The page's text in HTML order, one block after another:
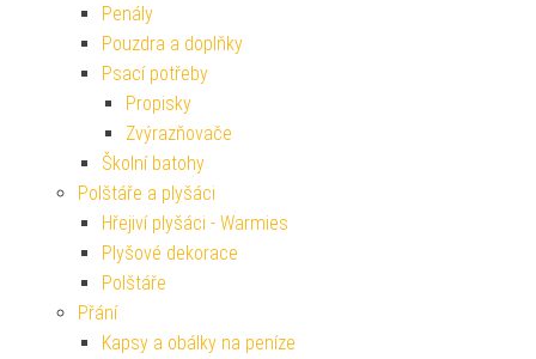
Penály
Pouzdra a doplňky
Psací potřeby
Propisky
Zvýrazňovače
Školní batohy
Polštáře a plyšáci
Hřejiví plyšáci - Warmies
Plyšové dekorace
Polštáře
Přání
Kapsy a obálky na peníze